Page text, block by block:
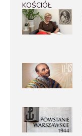
KOŚCIÓŁ